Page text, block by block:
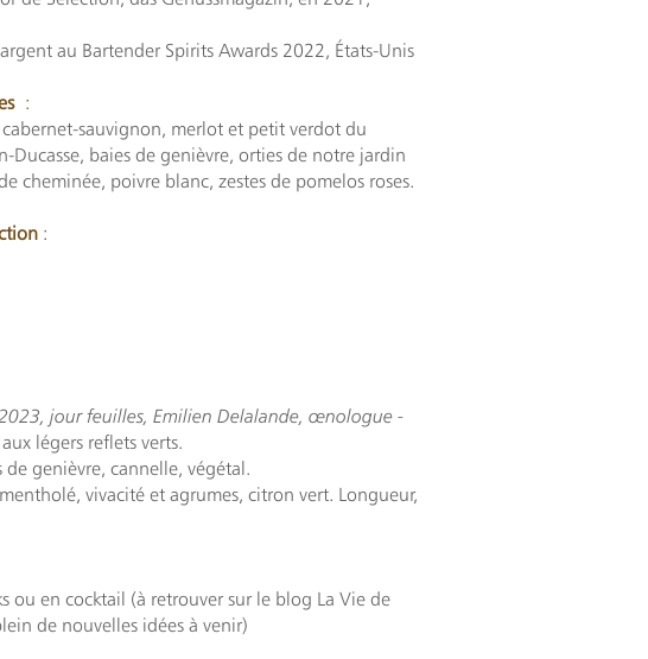
au Bartender Spirits Awards 2022, États-Unis
:
sauvignon, merlot et petit verdot du
Ducasse, baies de genièvre, orties de notre jardin
cheminée, poivre blanc, zestes de pomelos roses.
:
jour feuilles, Emilien Delalande, œnologue -
légers reflets verts.
de genièvre, cannelle, végétal.
vivacité et agrumes, citron vert. Longueur,
ou en cocktail (à retrouver sur le blog La Vie de
de nouvelles idées à venir)